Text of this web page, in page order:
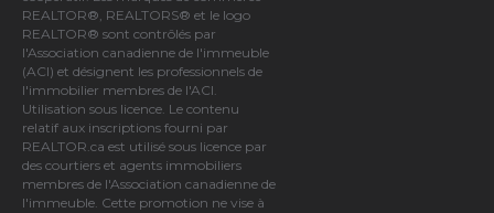
REALTOR®, REALTORS® et le logo
REALTOR® sont contrôlés par
l'Association canadienne de l'immeuble
(ACI) et désignent les professionnels de
l'immobilier membres de l'ACI.
Utilisation sous licence. Le contenu
relatif aux inscriptions fourni par
REALTOR.ca est utilisé sous licence par
des courtiers et agents immobiliers
membres de l'Association canadienne de
l'immeuble. Cette promotion ne vise à